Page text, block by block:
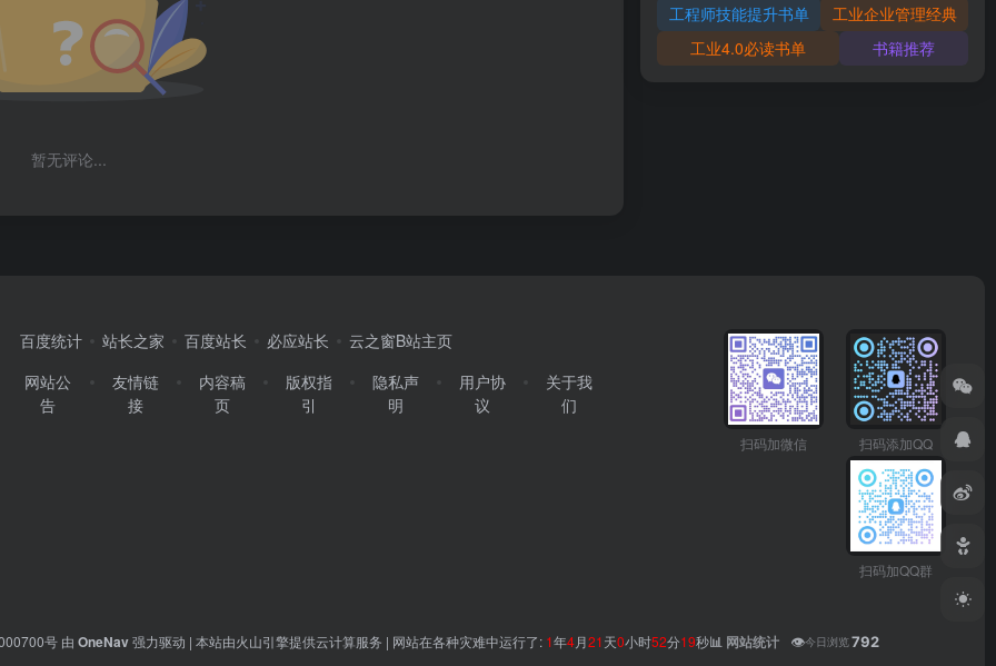
暂无评论...
工程师技能提升书单
工业企业管理经典
工业4.0必读书单
书籍推荐
百度统计 站长之家 百度站长 必应站长
云之窗B站主页
网站公
告
友情链
接
内容稿
页
版权指
引
隐私声
明
用户协
议
关于我
们
扫码加微信 扫码添加QQ
扫码加QQ群
号 由 OneNav强力驱动 | 本站由火山引擎提供云计算服务 | 网站在各种灾难中运行了: 1年4月21天0小时52分20秒📊 网站统计 👁️今日浏览792